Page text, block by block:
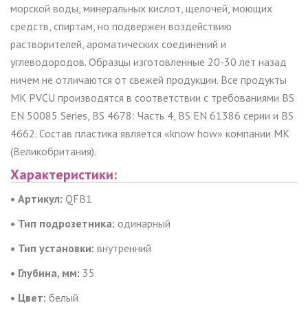
морской воды, минеральных кислот, щелочей, моющих
средств, спиртам, но подвержен воздействию
растворителей, ароматических соединений и
углеводородов. Образцы изготовленные 20-30 лет назад
ничем не отличаются от свежей продукции. Все продукты
МК PVCU производятся в соответствии с требованиями BS
EN 50085 Series, BS 4678: Часть 4, BS EN 61386 серии и BS
4662. Состав пластика является «know how» компании МК
(Великобритания).
Характеристики:
• Артикул: QFB1
• Тип подрозетника: одинарный
• Тип установки: внутренний
• Глубина, мм: 35
• Цвет: белый